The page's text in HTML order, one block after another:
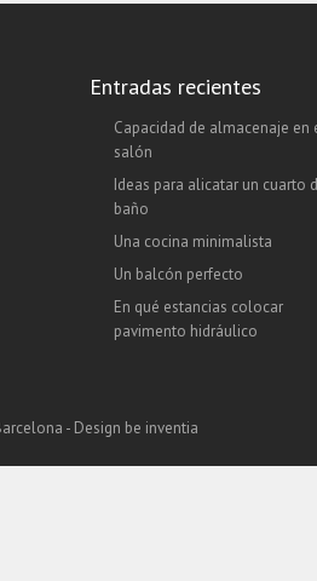
Entradas recientes
Capacidad de almacenaje en
salón
Ideas para alicatar un cuarto
baño
Una cocina minimalista
Un balcón perfecto
En qué estancias colocar
pavimento hidráulico
- Design be inventia